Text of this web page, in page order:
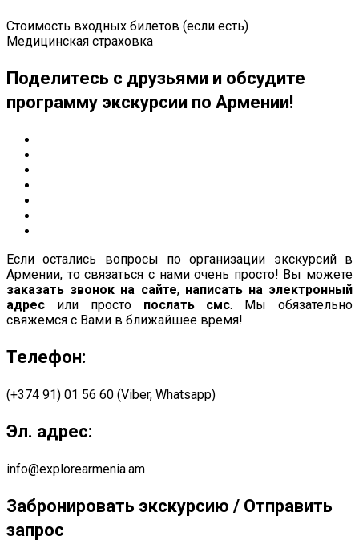
Стоимость входных билетов (если есть)
Медицинская страховка
Поделитесь с друзьями и обсудите
программу экскурсии по Армении!
Если остались вопросы по организации экскурсий в
Армении, то связаться с нами очень просто! Вы можете
заказать звонок на сайте, написать на электронный
адрес или просто послать смс. Мы обязательно
свяжемся с Вами в ближайшее время!
Телефон:
(+374 91) 01 56 60 (Viber, Whatsapp)
Эл. адрес:
info@explorearmenia.am
Забронировать экскурсию / Отправить
запрос